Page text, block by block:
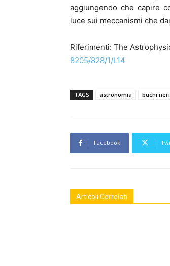
aggiungendo che capire
luce sui meccanismi che
Riferimenti: The
8205/828/1/L14
TAGS astronomia buchi neri
Facebook
Articoli Correlati